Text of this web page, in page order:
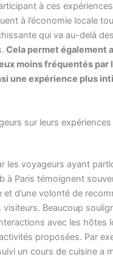
à ces
à l’économie locale
qui va au-delà
Cela permet également
moins fréquentés par
une expérience plus
sur leurs
les voyageurs ayant
à Paris témoignent
d’une volonté de
visiteurs. Beaucoup
avec les hôtes
proposées. Par
un cours de cuisine a